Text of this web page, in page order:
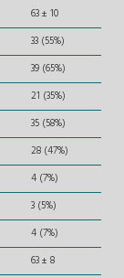
63 ± 10
33 (55%)
39 (65%)
21 (35%)
35 (58%)
28 (47%)
4 (7%)
3 (5%)
4 (7%)
63 ± 8